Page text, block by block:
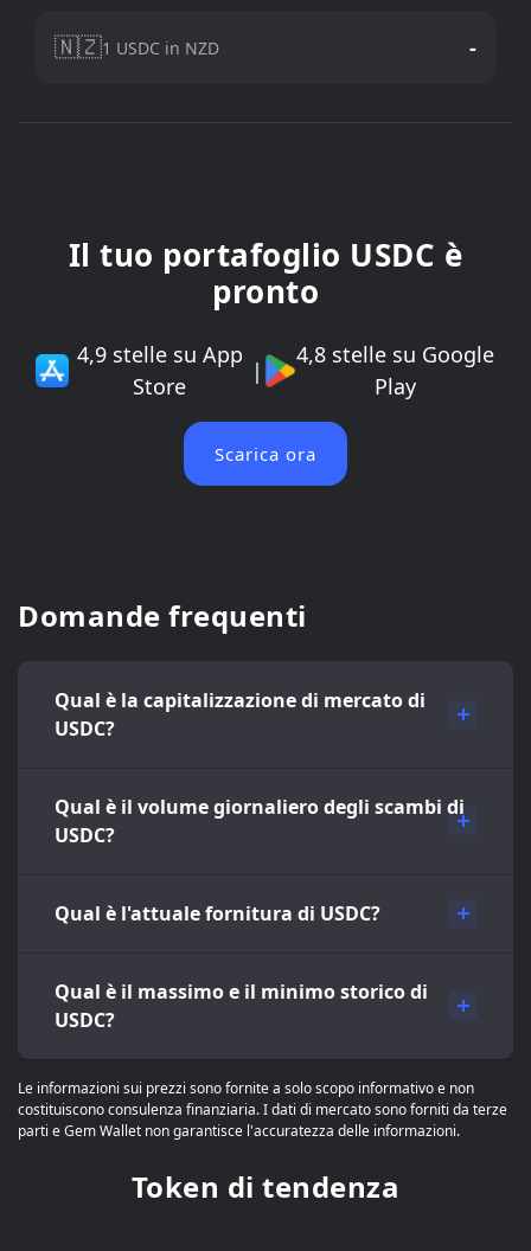
🇳🇿1 USDC in NZD -
Il tuo portafoglio USDC è
pronto
4,9 stelle su App
Store
|
4,8 stelle su Google
Play
Scarica ora
Domande frequenti
Qual è la capitalizzazione di mercato di
USDC?
Qual è il volume giornaliero degli scambi di
USDC?
Qual è l'attuale fornitura di USDC?
Qual è il massimo e il minimo storico di
USDC?
Le informazioni sui prezzi sono fornite a solo scopo informativo e non
costituiscono consulenza finanziaria. I dati di mercato sono forniti da terze
parti e Gem Wallet non garantisce l'accuratezza delle informazioni.
Token di tendenza